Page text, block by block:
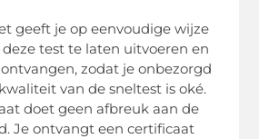
geeft je op eenvoudige wijze
test te laten uitvoeren en
zodat je onbezorgd
van de sneltest is oké.
doet geen afbreuk aan de
Je ontvangt een certificaat